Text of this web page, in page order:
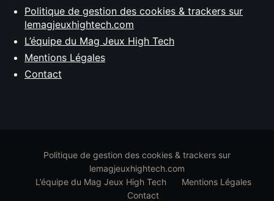
Politique de gestion des cookies & trackers sur
lemagjeuxhightech.com
L’équipe du Mag Jeux High Tech
Mentions Légales
Contact
Politique de gestion des cookies & trackers sur
lemagjeuxhightech.com
L’équipe du Mag Jeux High Tech
Mentions Légales
Contact